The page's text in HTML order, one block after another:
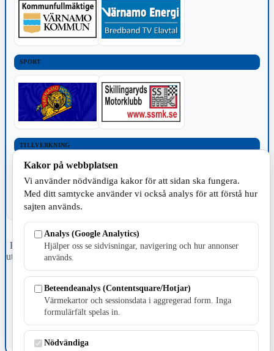
SPORT
TILLVERKNING
Fristående webbtidningsföretag grundat 1991 som sedan 2002 ger
ut tidningen Skillingaryd.nu och 2010 lanserades Värnamo.nu. Från
april 2026 omfattar Skillingaryd.nu tre kommuner: Gnosjö,
Värnamo och Vaggeryds kommun.
Kontakta oss
E-post: redaktionen@skillingaryd.nu
Kakor på webbplatsen
Vi använder nödvändiga kakor för att sidan ska fungera.
Med ditt samtycke använder vi också analys för att förstå hur
sajten används.
Analys (Google Analytics)
Hjälper oss se sidvisningar, navigering och hur annonser
används.
Beteendeanalys (Contentsquare/Hotjar)
Värmekartor och sessionsdata i aggregerad form. Inga
formulärfält spelas in.
Nödvändiga